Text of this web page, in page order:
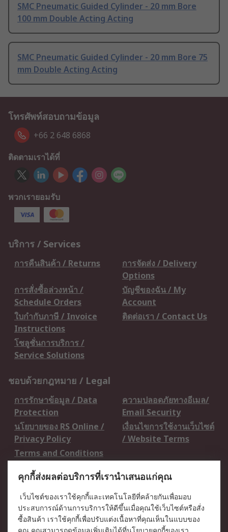
SMC Pneumatic Guided Cylinder - 20 mm Bore
100 mm Double Acting Acting
SMC Pneumatic Guided Cylinder - 20 mm Bore 75
mm Double Acting Acting
โทรศัพท์สอบถามข้อมูล
+66 2 648 6868
ติดตามเราได้ที่
พวกเรายอมรับ
บริการ / Services
การคืนสินค้า / Returns
การจัดส่ง / Delivery
Options
การสั่งซื้อล่วงหน้า /
Schedule Orders
บัญชีของฉัน / My
Account
ใบกำกับภาษี / Invoice
Instructions
ติดต่อเรา / Contact Us
โซลูชั่นการบริการ /
Service Solutions
ชอบด้วยกฎหมาย / Legal
การรักษาข้อมูล / Data
Protection
ความปลอดภัยทางอีเมล/
Email Security
นโยบายของ RS Online /
Privacy Policy
เงื่อนไขการใช้งานเว็บไซต์
/ Website Terms
Terms and Conditions
เกี่ยวกับ RS / About RS
RS ทั่วโลก / RS
Worldwide
ข่าวประชาสัมพันธ์ / Press
Centre
คุกกี้ส่งผลต่อบริการที่เรานำเสนอแก่คุณ
เว็บไซต์ของเราใช้คุกกี้และเทคโนโลยีที่คล้ายกันเพื่อมอบ
ประสบการณ์ด้านการบริการให้ดีขึ้นเมื่อคุณใช้เว็บไซต์หรือสั่ง
ซื้อสินค้า เราใช้คุกกี้เพื่อปรับแต่งเนื้อหาที่คุณเห็นในแบบของ